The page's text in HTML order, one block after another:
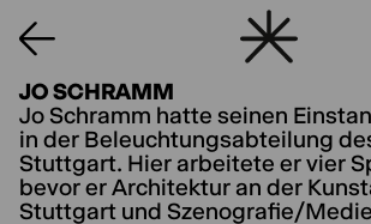
JO SCHRAMM
Jo Schramm hatte seinen
in der Beleuchtungsabteilung
Stuttgart. Hier arbeitete er vier
bevor er Architektur an der
Stuttgart und Szenografie/